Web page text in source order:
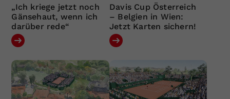
„Ich kriege jetzt noch
Gänsehaut, wenn ich
darüber rede“
Davis Cup Österreich
– Belgien in Wien:
Jetzt Karten sichern!